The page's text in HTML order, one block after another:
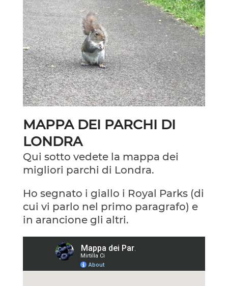
MAPPA DEI PARCHI DI
LONDRA
Qui sotto vedete la mappa dei
migliori parchi di Londra.
Ho segnato i giallo i Royal Parks (di
cui vi parlo nel primo paragrafo) e
in arancione gli altri.